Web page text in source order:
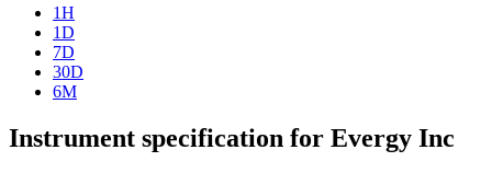
1H
1D
7D
30D
6M
Instrument specification for Evergy Inc